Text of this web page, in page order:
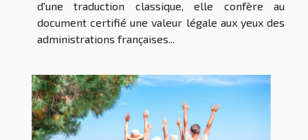
d'une traduction classique, elle confère au
document certifié une valeur légale aux yeux des
administrations françaises...